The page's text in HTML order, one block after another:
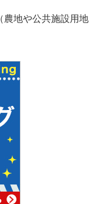
地や公共施設用地